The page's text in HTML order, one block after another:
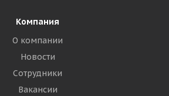
Компания
О компании
Новости
Сотрудники
Вакансии